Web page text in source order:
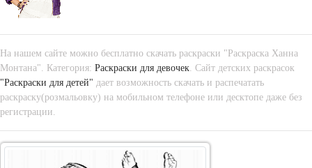
На нашем сайте можно бесплатно скачать раскраски "Раскраска Ханна
Монтана". Категория: Раскраски для девочек. Сайт детских раскрасок
"Раскраски для детей" дает возможность скачать и распечатать
раскраску(розмальовку) на мобильном телефоне или десктопе даже без
регистрации.